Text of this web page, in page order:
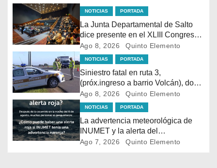
NOTICIAS PORTADA
La Junta Departamental de Salto
dice presente en el XLIII Congreso
de Ediles en Montevideo
Ago 8, 2026 Quinto Elemento
NOTICIAS PORTADA
Siniestro fatal en ruta 3,
(próx.ingreso a barrio Volcán), dos
motociclistas colisionaron de frente,
uno de ellos falleció en el lugar
Ago 8, 2026 Quinto Elemento
NOTICIAS PORTADA
La advertencia meteorológica de
INUMET y la alerta del
@sinae_oficial no son lo mismo.
Ago 7, 2026 Quinto Elemento